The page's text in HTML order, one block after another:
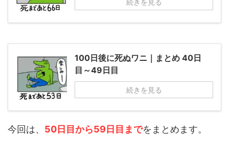
続きを見る
100日後に死ぬワニ｜まとめ 40日
目～49日目
続きを見る
今回は、 50日目から59日目までをまとめます。